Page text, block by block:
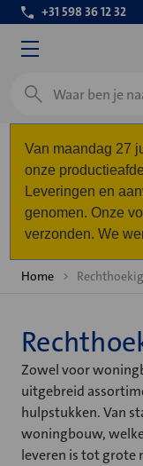
+31 598 36 12 32
Zoeken
Van maandag 27
onze
Leveringen en
genomen. Onze
verzonden. We
Home
Zowel voor
uitgebreid
hulpstukken. Van
woningbouw,
leveren is tot grote